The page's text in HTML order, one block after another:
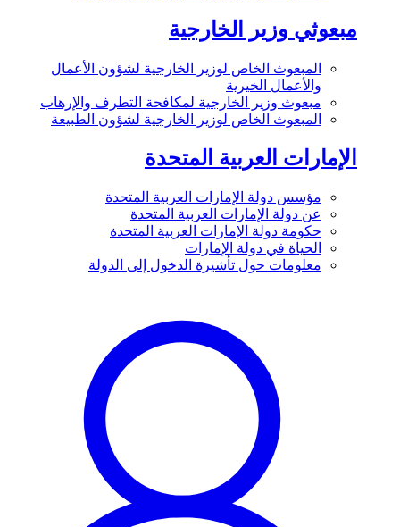
مبعوثي وزير الخارجية
المبعوث الخاص لوزير الخارجية لشؤون الأعمال
والأعمال الخيرية
مبعوث وزير الخارجية لمكافحة التطرف والإرهاب
المبعوث الخاص لوزير الخارجية لشؤون الطبيعة
الإمارات العربية المتحدة
مؤسس دولة الإمارات العربية المتحدة
عن دولة الإمارات العربية المتحدة
حكومة دولة الإمارات العربية المتحدة
الحياة في دولة الإمارات
معلومات حول تأشيرة الدخول إلى الدولة